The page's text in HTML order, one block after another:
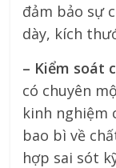
đảm bảo sự
dày, kích
– Kiểm soát
có chuyên
kinh nghiệm
bao bì về
hợp sai sót